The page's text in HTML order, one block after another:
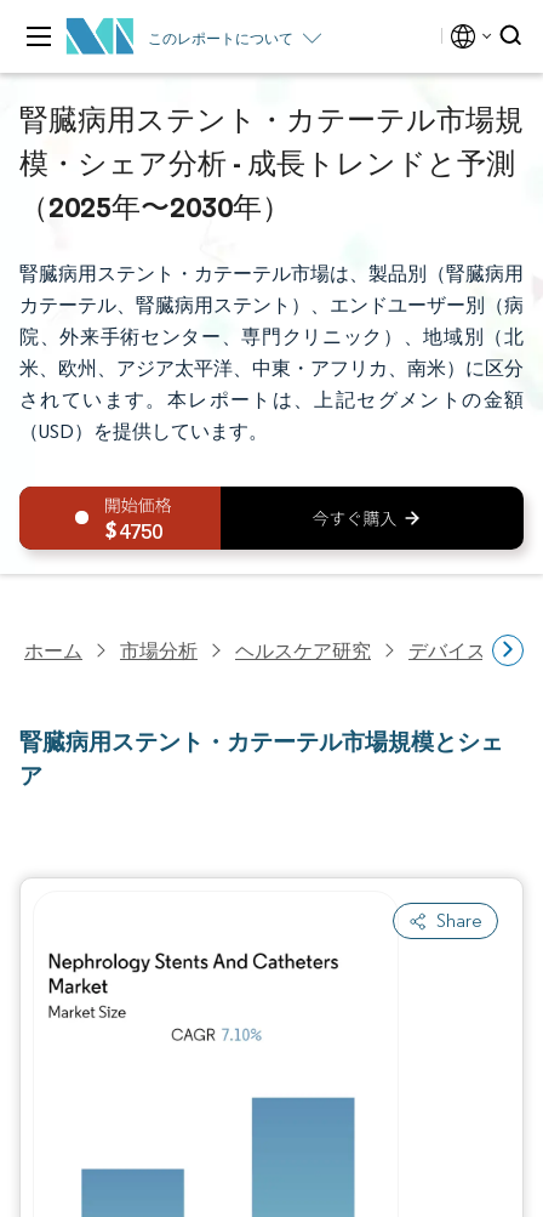
このレポートについて
腎臓病用ステント・カテーテル市場規
模・シェア分析 - 成長トレンドと予測
（2025年〜2030年）
腎臓病用ステント・カテーテル市場は、製品別（腎臓病用
カテーテル、腎臓病用ステント）、エンドユーザー別（病
院、外来手術センター、専門クリニック）、地域別（北
米、欧州、アジア太平洋、中東・アフリカ、南米）に区分
されています。本レポートは、上記セグメントの金額
（USD）を提供しています。
4750
ホーム 市場分析 ヘルスケア研究 デバイス・医
腎臓病用ステント・カテーテル市場規模とシェ
ア
Share